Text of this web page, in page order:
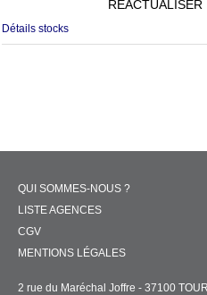
RÉACTUALISER
Détails stocks
QUI SOMMES-NOUS ?
LISTE AGENCES
CGV
MENTIONS LÉGALES
2 rue du Maréchal Joffre - 37100